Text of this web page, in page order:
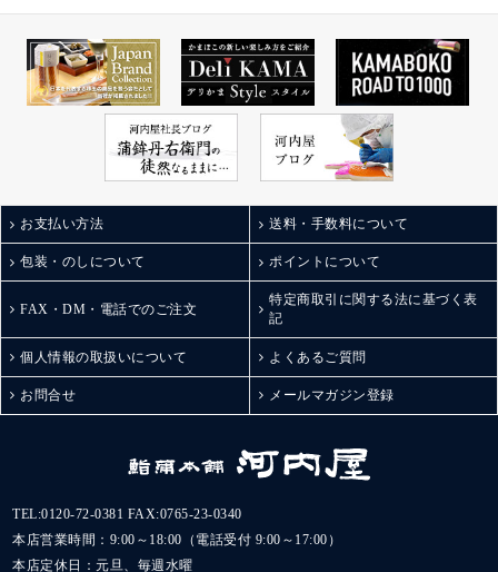
お支払い方法 送料・手数料について
包装・のしについて ポイントについて
FAX・DM・電話でのご注文
特定商取引に関する法に基づく表
記
個人情報の取扱いについて よくあるご質問
お問合せ メールマガジン登録
TEL:0120-72-0381 FAX:0765-23-0340
本店営業時間：9:00～18:00（電話受付 9:00～17:00）
本店定休日：元旦、毎週水曜